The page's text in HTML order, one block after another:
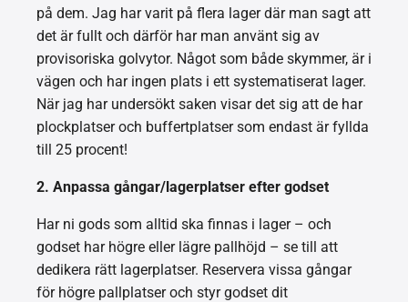
på dem. Jag har varit på flera lager där man sagt att
det är fullt och därför har man använt sig av
provisoriska golvytor. Något som både skymmer, är i
vägen och har ingen plats i ett systematiserat lager.
När jag har undersökt saken visar det sig att de har
plockplatser och buffertplatser som endast är fyllda
till 25 procent!
2. Anpassa gångar/lagerplatser efter godset
Har ni gods som alltid ska finnas i lager – och
godset har högre eller lägre pallhöjd – se till att
dedikera rätt lagerplatser. Reservera vissa gångar
för högre pallplatser och styr godset dit